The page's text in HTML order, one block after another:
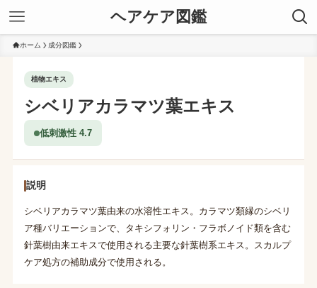
ヘアケア図鑑
ホーム 成分図鑑
植物エキス
シベリアカラマツ葉エキス
低刺激性 4.7
説明
シベリアカラマツ葉由来の水溶性エキス。カラマツ類縁のシベリ
ア種バリエーションで、タキシフォリン・フラボノイド類を含む
針葉樹由来エキスで使用される主要な針葉樹系エキス。スカルプ
ケア処方の補助成分で使用される。